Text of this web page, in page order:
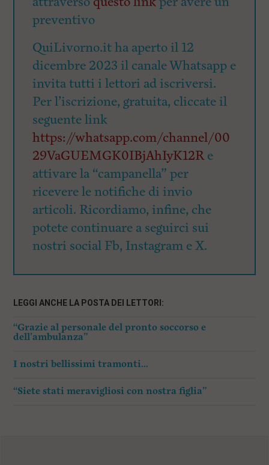
preventivo
QuiLivorno.it ha aperto il 12
dicembre 2023 il canale Whatsapp e
invita tutti i lettori ad iscriversi.
Per l’iscrizione, gratuita, cliccate il
seguente link
https://whatsapp.com/channel/00
29VaGUEMGK0IBjAhIyK12Re
attivare la “campanella” per
ricevere le notifiche di invio
articoli. Ricordiamo, infine, che
potete continuare a seguirci sui
nostri social Fb, Instagram e X.
LEGGI ANCHE LA POSTA DEI LETTORI:
“Grazie al personale del pronto soccorso e
dell’ambulanza”
I nostri bellissimi tramonti…
“Siete stati meravigliosi con nostra figlia”